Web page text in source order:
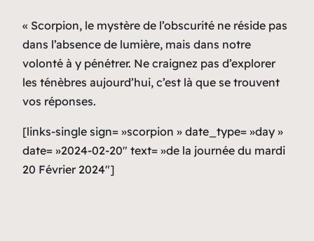
« Scorpion, le mystère de l’obscurité ne réside pas
dans l’absence de lumière, mais dans notre
volonté à y pénétrer. Ne craignez pas d’explorer
les ténèbres aujourd’hui, c’est là que se trouvent
vos réponses.
[links-single sign= »scorpion » date_type= »day »
date= »2024-02-20″ text= »de la journée du mardi
20 Février 2024″]